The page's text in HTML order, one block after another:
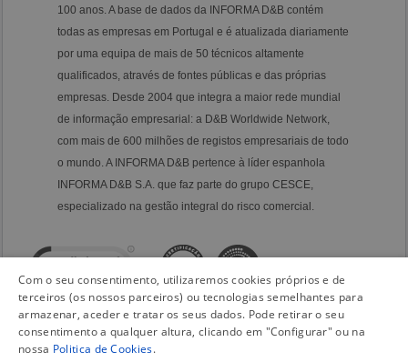
100 anos. A base de dados da INFORMA D&B contém
todas as empresas em Portugal e é atualizada diariamente
por uma equipa de mais de 50 técnicos altamente
qualificados, através de fontes públicas e das próprias
empresas. Desde 2004 que integra a maior rede mundial
de informação empresarial: a D&B Worldwide Network,
com mais de 600 milhões de registos empresariais de todo
o mundo. A INFORMA D&B pertence à líder espanhola
INFORMA D&B S.A. que faz parte do grupo CESCE,
especializado na gestão integral do risco comercial.
Com o seu consentimento, utilizaremos cookies próprios e de
terceiros (os nossos parceiros) ou tecnologias semelhantes para
armazenar, aceder e tratar os seus dados. Pode retirar o seu
consentimento a qualquer altura, clicando em "Configurar" ou na
nossa Politica de Cookies.